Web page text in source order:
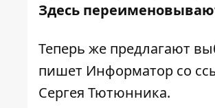
Здесь
Теперь же предлагают
пишет Информатор со
Сергея Тютюнника.